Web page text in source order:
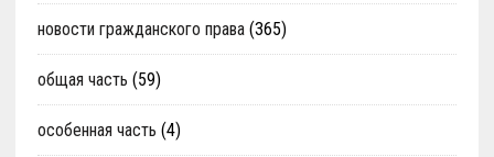
новости гражданского права(365)
общая часть (59)
особенная часть (4)